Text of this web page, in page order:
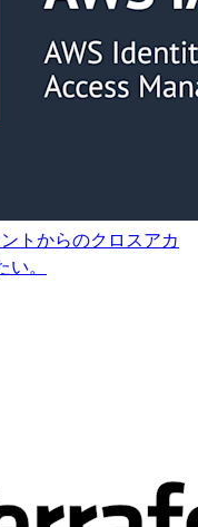
トからのクロスアカ
。